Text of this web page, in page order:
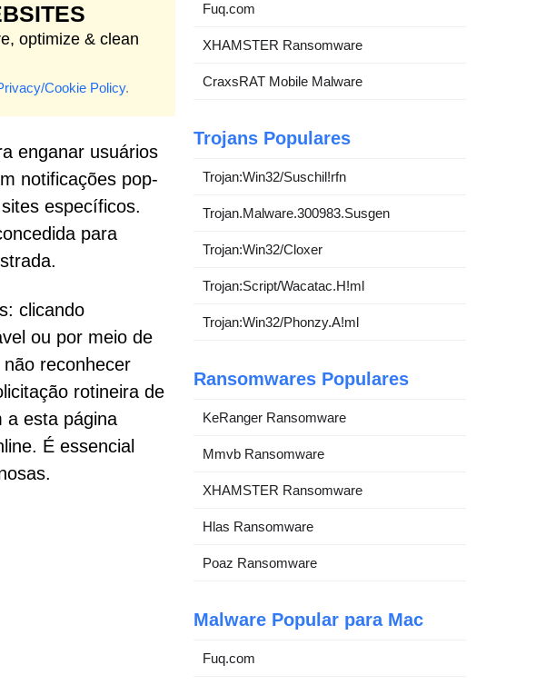
optimize & clean
Cookie Policy.
enganar usuários
notificações pop-
específicos.
para
clicando
ou por meio de
reconhecer
rotineira de
a esta página
É essencial
Fuq.com
XHAMSTER Ransomware
CraxsRAT Mobile Malware
Trojans Populares
Trojan:Win32/Suschil!rfn
Trojan.Malware.300983.Susgen
Trojan:Win32/Cloxer
Trojan:Script/Wacatac.H!ml
Trojan:Win32/Phonzy.A!ml
Ransomwares Populares
KeRanger Ransomware
Mmvb Ransomware
XHAMSTER Ransomware
Hlas Ransomware
Poaz Ransomware
Malware Popular para Mac
Fuq.com